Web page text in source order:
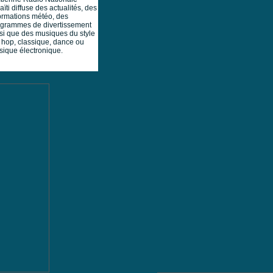
diffuse des actualités, des
météo, des
de divertissement
que des musiques du style
hop, classique, dance ou
électronique.